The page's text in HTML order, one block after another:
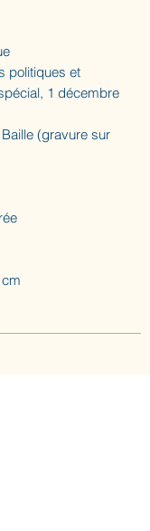
politiques et
1 décembre
(gravure sur